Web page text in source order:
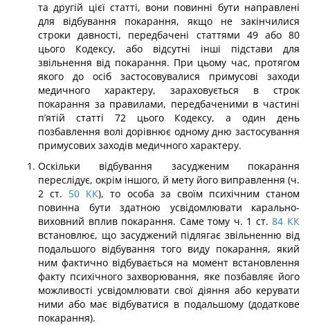
та другій цієї статті, вони повинні бути направлені
для відбування покарання, якщо не закінчилися
строки давності, передбачені статтями 49 або 80
цього Кодексу, або відсутні інші підстави для
звільнення від покарання. При цьому час, протягом
якого до осіб застосовувалися примусові заходи
медичного характеру, зараховується в строк
покарання за правилами, передбаченими в частині
п’ятій статті 72 цього Кодек­су, а один день
позбавлення волі дорівнює одному дню застосування
примусових заходів медичного характеру.
Оскільки відбування засудженим покарання
переслідує, окрім іншого, й мету його виправлення (ч.
2 ст. 50 КК), то особа за своїм психічним станом
повинна бути здатною усвідомлювати карально-
виховний вплив покарання. Саме тому ч. 1 ст. 84 КК
встановлює, що засуджений підлягає звільненню від
подальшого відбування того виду покарання, який
ним фактично відбувається на момент встановлення
факту психічного захворювання, яке позбавляє його
можливості усвідомлювати свої діяння або керувати
ними або має відбуватися в подальшому (додаткове
покарання).